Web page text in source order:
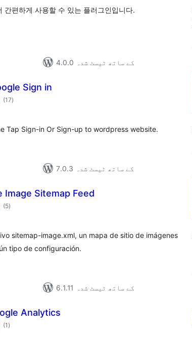
간편하게 사용할 수 있는 플러그인입니다.
4.0.0 کے ساتھ ٹیسٹ شدہ
Sign in
(17مجموعی
درجہ
)
Tap Sign-in Or Sign-up to wordpress website.
7.0.3 کے ساتھ ٹیسٹ شدہ
Image Sitemap Feed
(5مجموعی
درجہ
)
sitemap-image.xml, un mapa de sitio de imágenes
tipo de configuración.
6.1.11 کے ساتھ ٹیسٹ شدہ
Analytics
(1 مجموعی
درجہ
)